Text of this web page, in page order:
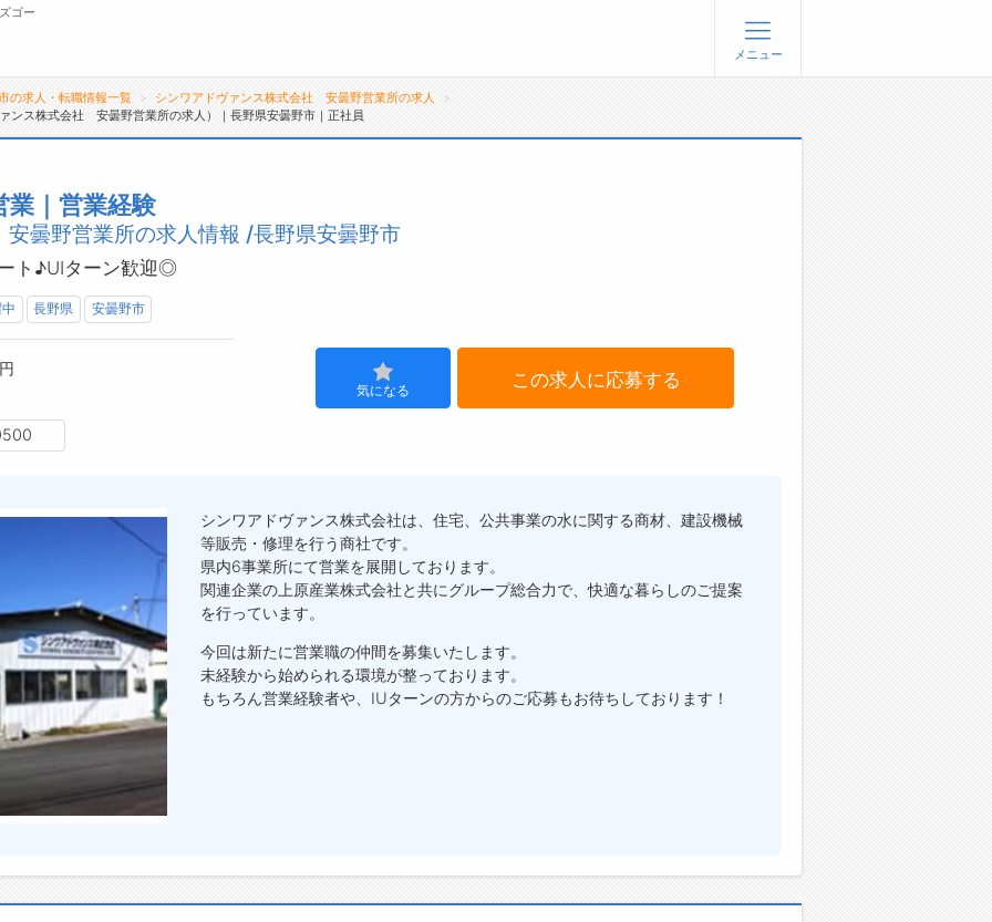
転職支援サービス
転職ノウハウ(応募書類の書き方・面接対策な
転職・採用コラム
ゴー
メニュー
の求人・転職情報一覧
シンワアドヴァンス株式会社 安曇野営業所の求人
ンス株式会社 安曇野営業所の求人）｜長野県安曇野市｜正社員
業｜営業経験
曇野営業所の求人情報 /長野県安曇野市
ト♪UIターン歓迎◎
長野県 安曇野市
気になる この求人に応募する
シンワアドヴァンス株式会社は、住宅、公共事業の水に関する商材、建設機械
等販売・修理を行う商社です。
県内6事業所にて営業を展開しております。
関連企業の上原産業株式会社と共にグループ総合力で、快適な暮らしのご提案
を行っています。
今回は新たに営業職の仲間を募集いたします。
未経験から始められる環境が整っております。
もちろん営業経験者や、IUターンの方からのご応募もお待ちしております！